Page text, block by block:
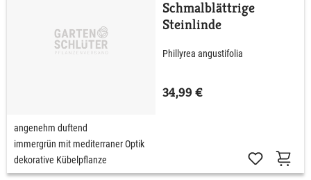
Schmalblättrige
Steinlinde
Phillyrea angustifolia
34,99 €
angenehm duftend
immergrün mit mediterraner Optik
dekorative Kübelpflanze